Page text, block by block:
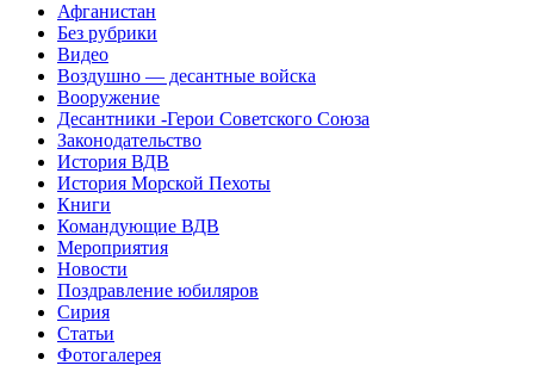
Афганистан
Без рубрики
Видео
Воздушно — десантные войска
Вооружение
Десантники -Герои Советского Союза
Законодательство
История ВДВ
История Морской Пехоты
Книги
Командующие ВДВ
Мероприятия
Новости
Поздравление юбиляров
Сирия
Статьи
Фотогалерея